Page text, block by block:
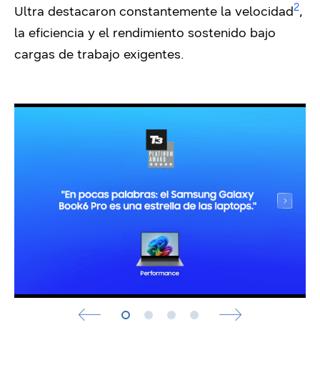
Ultra destacaron constantemente la velocidad2,
la eficiencia y el rendimiento sostenido bajo
cargas de trabajo exigentes.